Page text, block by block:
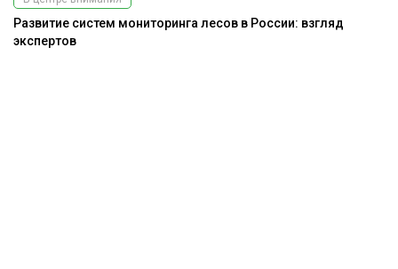
Развитие систем мониторинга лесов в России: взгляд
экспертов